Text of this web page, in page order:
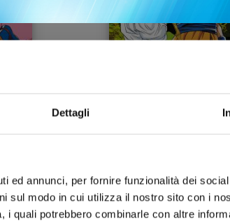
Dettagli
ed annunci, per fornire funzionalità dei
sul modo in cui utilizza il nostro sito con i
i quali potrebbero combinarle con altre
DI
6a SERIE - LA SAGA DI
26/08/2020